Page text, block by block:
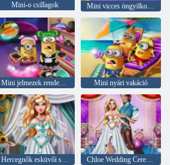
Mini-o csillagok
Mini jelmezek rendezése Mini nyári vakáció
Hercegnők esküvői szelfi Chloe Wedding Ceremony